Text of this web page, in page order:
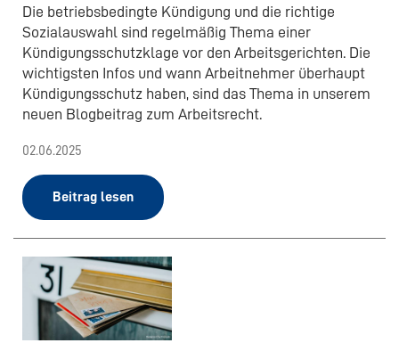
Die betriebsbedingte Kündigung und die richtige
Sozialauswahl sind regelmäßig Thema einer
Kündigungsschutzklage vor den Arbeitsgerichten. Die
wichtigsten Infos und wann Arbeitnehmer überhaupt
Kündigungsschutz haben, sind das Thema in unserem
neuen Blogbeitrag zum Arbeitsrecht.
02.06.2025
Beitrag lesen